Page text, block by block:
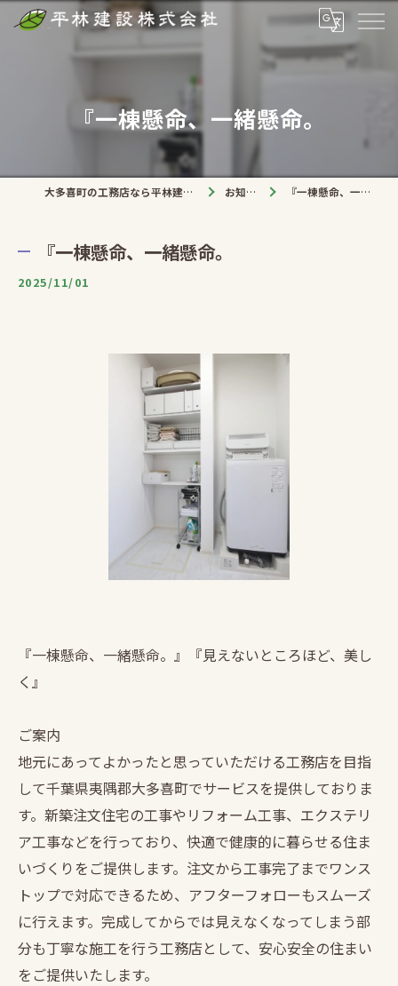
『一棟懸命、一緒懸命。
大多喜町の工務店なら平林建設株式会社 お知らせ 『一棟懸命、一緒懸命。
『一棟懸命、一緒懸命。
2025/11/01
『一棟懸命、一緒懸命。』『見えないところほど、美し
く』
ご案内
地元にあってよかったと思っていただける工務店を目指
して千葉県夷隅郡大多喜町でサービスを提供しておりま
す。新築注文住宅の工事やリフォーム工事、エクステリ
ア工事などを行っており、快適で健康的に暮らせる住ま
いづくりをご提供します。注文から工事完了までワンス
トップで対応できるため、アフターフォローもスムーズ
に行えます。完成してからでは見えなくなってしまう部
分も丁寧な施工を行う工務店として、安心安全の住まい
をご提供いたします。